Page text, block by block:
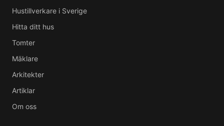
Hustillverkare i Sverige
Hitta ditt hus
Tomter
Mäklare
Arkitekter
Artiklar
Om oss